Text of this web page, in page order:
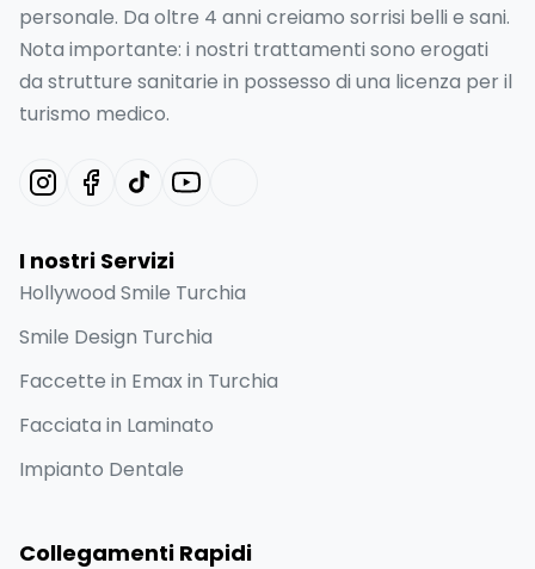
personale. Da oltre 4 anni creiamo sorrisi belli e sani.
Nota importante: i nostri trattamenti sono erogati
da strutture sanitarie in possesso di una licenza per il
turismo medico.
I nostri Servizi
Hollywood Smile Turchia
Smile Design Turchia
Faccette in Emax in Turchia
Facciata in Laminato
Impianto Dentale
Collegamenti Rapidi